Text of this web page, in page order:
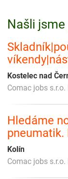
Našli
Kostelec nad
Comac jobs
Hledáme
pneumatik.
Kolín
Comac jobs